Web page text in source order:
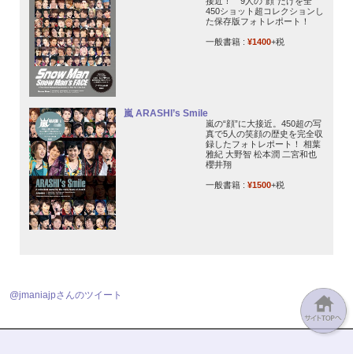
450ショット超コレクションし
た保存版フォトレポート！
一般書籍 : ¥1400+税
嵐 ARASHI’s Smile
嵐の“顔”に大接近。450超の写
真で5人の笑顔の歴史を完全収
録したフォトレポート！ 相葉
雅紀 大野智 松本潤 二宮和也
櫻井翔
一般書籍 : ¥1500+税
@jmaniajpさんのツイート